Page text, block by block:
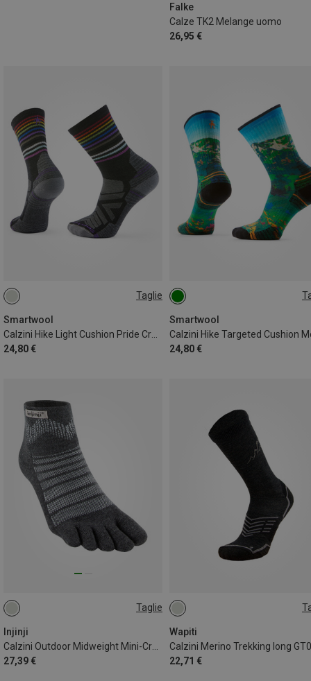
Falke
Calze TK2 Melange uomo
26,95 €
46|47|48
Taglie
Smartwool
24,80 €
38|39|40|41
Smartwool
24,80 €
38|39|40|41
Taglie
Injinji
27,39 €
37|38|39|40
40.5|41|42|43|44
44.5|45|46|47
Wapiti
Calzini Merino Trekking long
22,71 €
39|40|41